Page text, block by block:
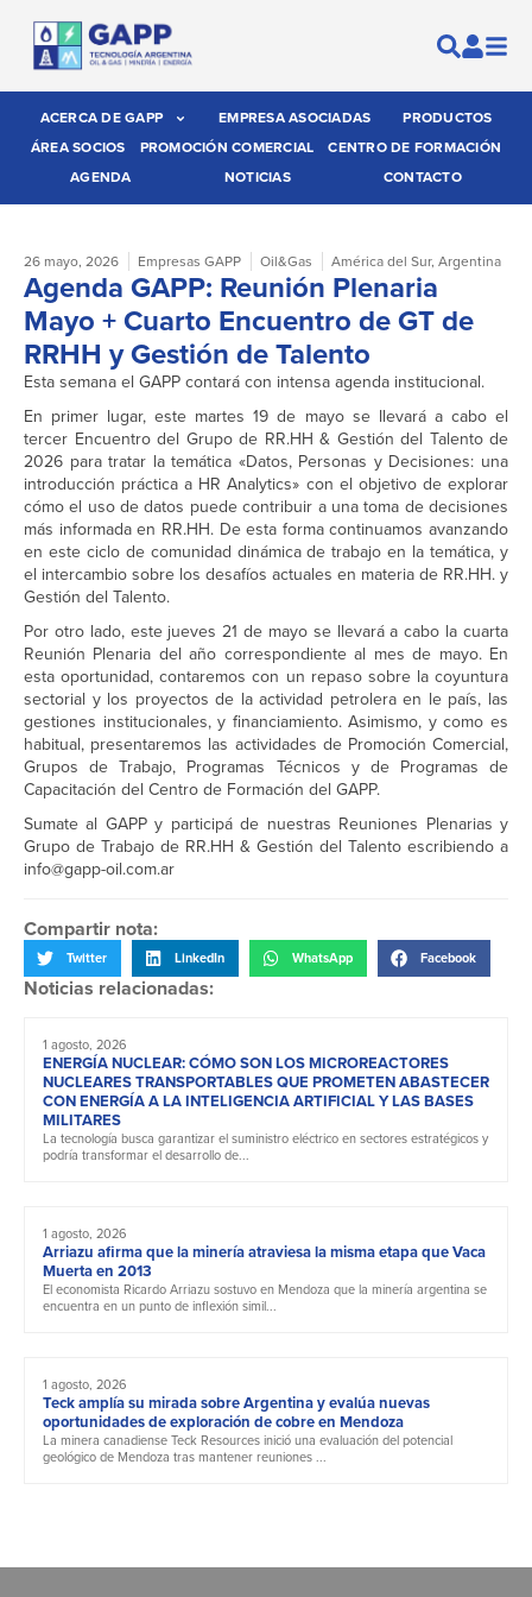
ACERCA DE GAPP EMPRESA ASOCIADAS
PRODUCTOS
ÁREA SOCIOS
PROMOCIÓN COMERCIAL
CENTRO DE FORMACIÓN
AGENDA
NOTICIAS CONTACTO
26 mayo, 2026 Empresas GAPP Oil&Gas América del Sur, Argentina
Agenda GAPP: Reunión Plenaria
Mayo + Cuarto Encuentro de GT de
RRHH y Gestión de Talento
Esta semana el GAPP contará con intensa agenda institucional.
En primer lugar, este martes 19 de mayo se llevará a cabo el
tercer Encuentro del Grupo de RR.HH & Gestión del Talento de
2026 para tratar la temática «Datos, Personas y Decisiones: una
introducción práctica a HR Analytics» con el objetivo de explorar
cómo el uso de datos puede contribuir a una toma de decisiones
más informada en RR.HH. De esta forma continuamos avanzando
en este ciclo de comunidad dinámica de trabajo en la temática, y
el intercambio sobre los desafíos actuales en materia de RR.HH. y
Gestión del Talento.
Por otro lado, este jueves 21 de mayo se llevará a cabo la cuarta
Reunión Plenaria del año correspondiente al mes de mayo. En
esta oportunidad, contaremos con un repaso sobre la coyuntura
sectorial y los proyectos de la actividad petrolera en le país, las
gestiones institucionales, y financiamiento. Asimismo, y como es
habitual, presentaremos las actividades de Promoción Comercial,
Grupos de Trabajo, Programas Técnicos y de Programas de
Capacitación del Centro de Formación del GAPP.
Sumate al GAPP y participá de nuestras Reuniones Plenarias y
Grupo de Trabajo de RR.HH & Gestión del Talento escribiendo a
info@gapp-oil.com.ar
Compartir nota:
Twitter LinkedIn WhatsApp Facebook
Noticias relacionadas:
1 agosto, 2026
ENERGÍA NUCLEAR: CÓMO SON LOS MICROREACTORES
NUCLEARES TRANSPORTABLES QUE PROMETEN ABASTECER
CON ENERGÍA A LA INTELIGENCIA ARTIFICIAL Y LAS BASES
MILITARES
La tecnología busca garantizar el suministro eléctrico en sectores estratégicos y
podría transformar el desarrollo de...
1 agosto, 2026
Arriazu afirma que la minería atraviesa la misma etapa que Vaca
Muerta en 2013
El economista Ricardo Arriazu sostuvo en Mendoza que la minería argentina se
encuentra en un punto de inflexión simil...
1 agosto, 2026
Teck amplía su mirada sobre Argentina y evalúa nuevas
oportunidades de exploración de cobre en Mendoza
La minera canadiense Teck Resources inició una evaluación del potencial
geológico de Mendoza tras mantener reuniones ...